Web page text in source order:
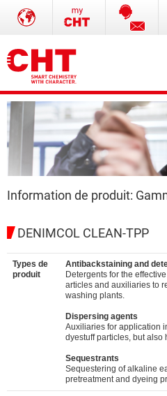
Information de produit:
DENIMCOL CLEAN-TPP
Types de
produit
Antibackstaining and
Detergents for the
articles and auxiliaries to
washing plants.
Dispersing agents
Auxiliaries for application
dyestuff particles, but also
Sequestrants
Sequestering of alkaline
pretreatment and dyeing